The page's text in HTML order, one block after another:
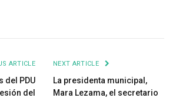
ARTICLE
del PDU
del
NEXT ARTICLE
La presidenta municipal,
Mara Lezama, el secretario